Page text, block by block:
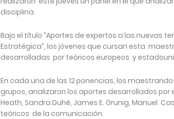
disciplina.
Bajo el título “Aportes de expertos a las nuevas
Estratégica”, los jóvenes que cursan esta
desarrolladas por teóricos europeos y
En cada una de las 12 ponencias, los
grupos, analizaron los aportes desarrollados por
Heath, Sandra Duhé, James E. Grunig, Manuel
teóricos de la comunicación.